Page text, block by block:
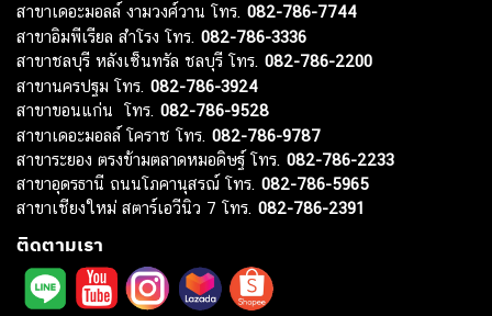
สาขาเดอะมอลล์ งามวงศ์วาน โทร. 082-786-7744
สาขาอิมพีเรียล สำโรง โทร. 082-786-3336
สาขาชลบุรี หลังเซ็นทรัล ชลบุรี โทร. 082-786-2200
สาขานครปฐม โทร. 082-786-3924
สาขาขอนแก่น โทร. 082-786-9528
สาขาเดอะมอลล์ โคราช โทร. 082-786-9787
สาขาระยอง ตรงข้ามตลาดหมอดิษฐ์ โทร. 082-786-2233
สาขาอุดรธานี ถนนโภคานุสรณ์ โทร. 082-786-5965
สาขาเชียงใหม่ สตาร์เอวีนิว 7 โทร. 082-786-2391
ติดตามเรา